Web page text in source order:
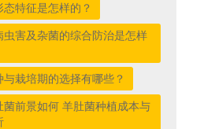
态特征是怎样的？
虫害及杂菌的综合防治是怎样
与栽培期的选择有哪些？
菌前景如何 羊肚菌种植成本与